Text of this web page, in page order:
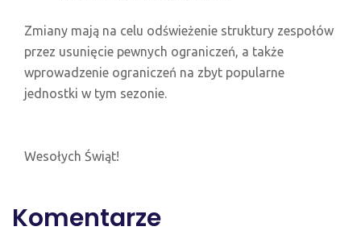
Zmiany mają na celu odświeżenie struktury zespołów
przez usunięcie pewnych ograniczeń, a także
wprowadzenie ograniczeń na zbyt popularne
jednostki w tym sezonie.
Wesołych Świąt!
Komentarze